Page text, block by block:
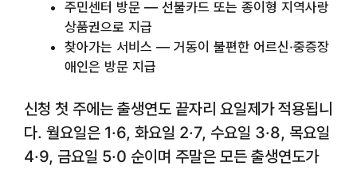
주민센터 방문 — 선불카드 또는 종이형 지역사랑
상품권으로 지급
찾아가는 서비스 — 거동이 불편한 어르신·중증장
애인은 방문 지급
신청 첫 주에는 출생연도 끝자리 요일제가 적용됩니
다. 월요일은 1·6, 화요일 2·7, 수요일 3·8, 목요일
4·9, 금요일 5·0 순이며 주말은 모든 출생연도가